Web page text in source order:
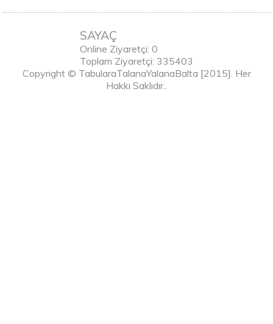
SAYAÇ
Online Ziyaretçi: 0
Toplam Ziyaretçi: 335403
Copyright © TabularaTalanaYalanaBalta [2015]. Her
Hakkı Saklıdır..